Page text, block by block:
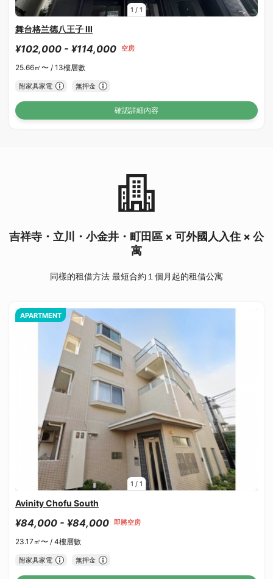
1 / 1
舞台格兰德八王子 III
¥102,000 - ¥114,000 空房
25.66㎡〜 / 13樓層數
附家具家電 無押金
確認詳細內容
吉祥寺・立川・小金井・町田區 × 可外國人入住 × 公
寓
同樣的租借方法 最短合約１個月起的租借公寓
1 / 1
APARTMENT
Avinity Chofu South
¥84,000 - ¥84,000 即將空房
23.17㎡〜 / 4樓層數
附家具家電 無押金